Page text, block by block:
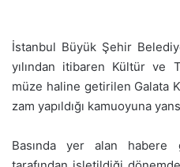
İstanbul Büyük Şehir
yılından itibaren Kültür ve
müze haline getirilen Galata
zam yapıldığı kamuoyuna
Basında yer alan habere